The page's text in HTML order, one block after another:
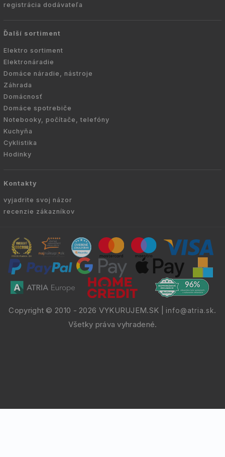
registrácia dodávateľa
Ďalší sortiment
Elektro sortiment
Elektronáradie
Domáce náradie, nástroje
Záhrada
Domácnosť
Domáce spotrebiče
Notebooky, počítače, telefóny
Kuchyňa
Cyklistika
Hodinky
Kontakty
vyjadrite svoj názor
recenzie zákazníkov
Copyright © 2010 - 2026 VYKURUJEM.SK info@atria.sk.
Všetky práva vyhradené.